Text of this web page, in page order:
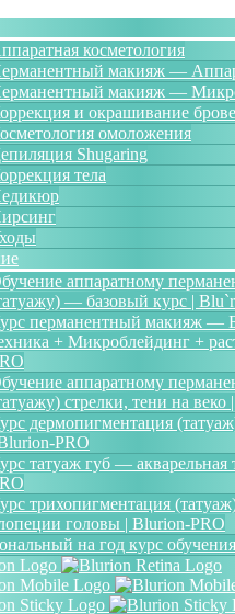
косметология
макияж —
макияж —
и окрашивание
омоложения
Shugaring
тела
аппаратному
— базовый курс |
перманентный макияж —
+ Микроблейдинг +
аппаратному
стрелки, тени на веко
дермопигментация
PRO
татуаж губ — акварельная
трихопигментация
головы | Blurion-PRO
на год курс обучения